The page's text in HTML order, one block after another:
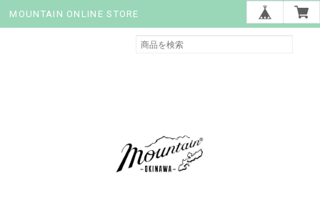
MOUNTAIN ONLINE STORE